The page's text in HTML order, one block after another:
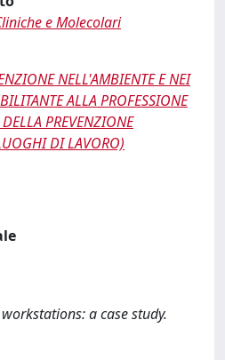
e Molecolari
NELL'AMBIENTE E NEI
ALLA PROFESSIONE
PREVENZIONE
DI LAVORO)
a case study.